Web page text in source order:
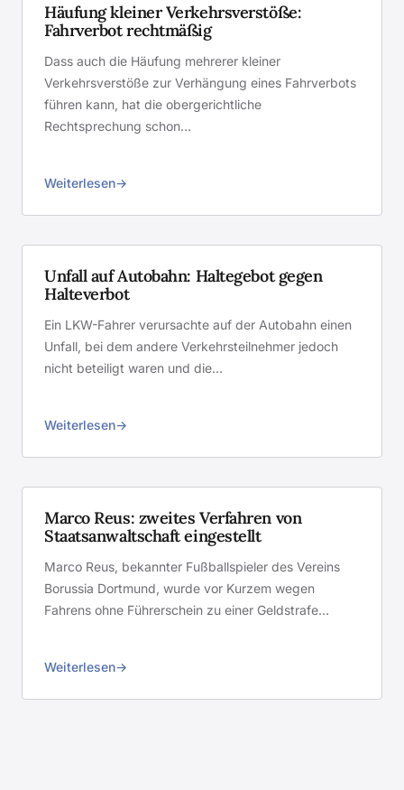
Häufung kleiner Verkehrsverstöße:
Fahrverbot rechtmäßig
Dass auch die Häufung mehrerer kleiner
Verkehrsverstöße zur Verhängung eines Fahrverbots
führen kann, hat die obergerichtliche
Rechtsprechung schon…
Weiterlesen
Unfall auf Autobahn: Haltegebot gegen
Halteverbot
Ein LKW-Fahrer verursachte auf der Autobahn einen
Unfall, bei dem andere Verkehrsteilnehmer jedoch
nicht beteiligt waren und die…
Weiterlesen
Marco Reus: zweites Verfahren von
Staatsanwaltschaft eingestellt
Marco Reus, bekannter Fußballspieler des Vereins
Borussia Dortmund, wurde vor Kurzem wegen
Fahrens ohne Führerschein zu einer Geldstrafe…
Weiterlesen